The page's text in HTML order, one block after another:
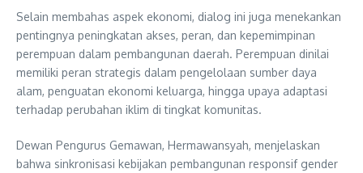
Selain membahas aspek ekonomi, dialog ini juga menekankan
pentingnya peningkatan akses, peran, dan kepemimpinan
perempuan dalam pembangunan daerah. Perempuan dinilai
memiliki peran strategis dalam pengelolaan sumber daya
alam, penguatan ekonomi keluarga, hingga upaya adaptasi
terhadap perubahan iklim di tingkat komunitas.
Dewan Pengurus Gemawan, Hermawansyah, menjelaskan
bahwa sinkronisasi kebijakan pembangunan responsif gender